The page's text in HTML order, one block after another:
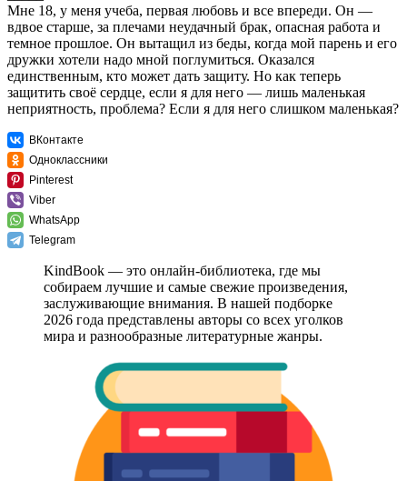
Мне 18, у меня учеба, первая любовь и все впереди. Он —
вдвое старше, за плечами неудачный брак, опасная работа и
темное прошлое. Он вытащил из беды, когда мой парень и его
дружки хотели надо мной поглумиться. Оказался
единственным, кто может дать защиту. Но как теперь
защитить своё сердце, если я для него — лишь маленькая
неприятность, проблема? Если я для него слишком маленькая?
ВКонтакте
Одноклассники
Pinterest
Viber
WhatsApp
Telegram
KindBook — это онлайн-библиотека, где мы
собираем лучшие и самые свежие произведения,
заслуживающие внимания. В нашей подборке
2026 года представлены авторы со всех уголков
мира и разнообразные литературные жанры.